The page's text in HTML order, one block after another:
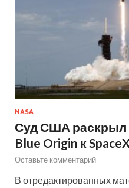
NASA
Суд США раскрыл
Blue Origin к
Оставьте комментарий
В отредактированных